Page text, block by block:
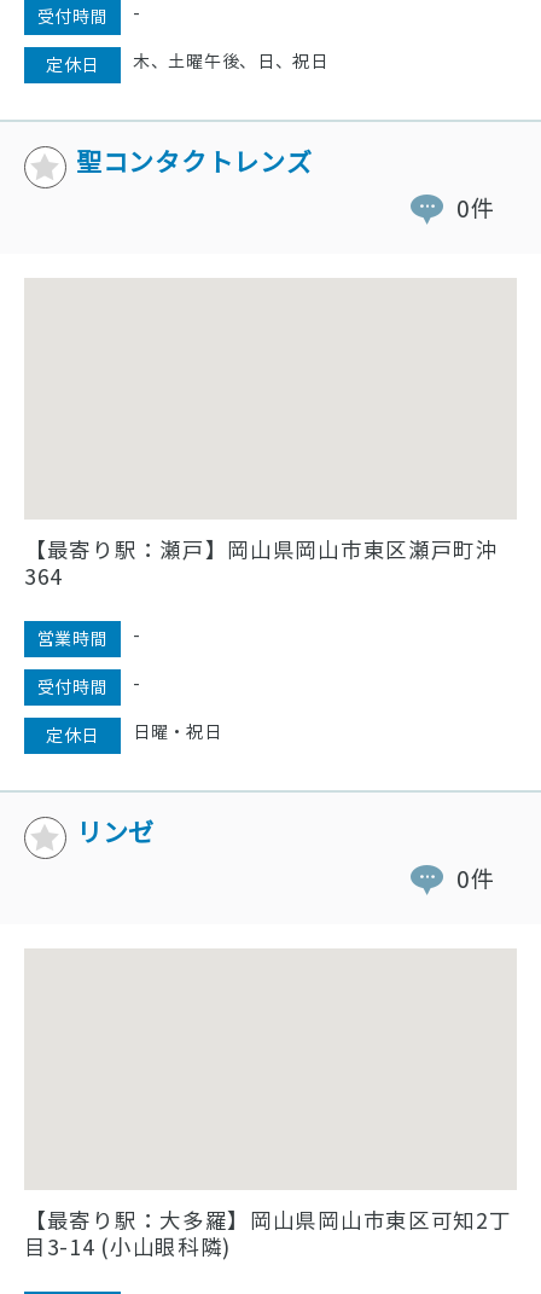
受付時間 -
定休日 木、土曜午後、日、祝日
聖コンタクトレンズ
0件
【最寄り駅：瀬戸】岡山県岡山市東区瀬戸町沖
364
営業時間 -
受付時間 -
定休日 日曜・祝日
リンゼ
0件
【最寄り駅：大多羅】岡山県岡山市東区可知2丁
目3-14 (小山眼科隣)